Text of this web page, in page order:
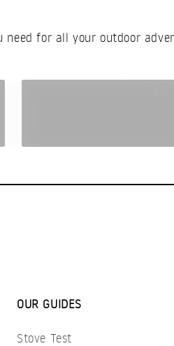
need for all your outdoor
OUR GUIDES
Stove Test